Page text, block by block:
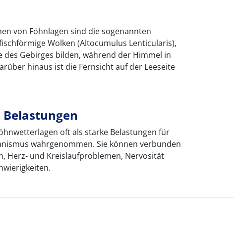
von Föhnlagen sind die sogenannten
Wolken (Altocumulus Lenticularis),
des Gebirges bilden, während der Himmel in
hinaus ist die Fernsicht auf der Leeseite
oft als starke Belastungen für
wahrgenommen. Sie können verbunden
Herz- und Kreislaufproblemen, Nervosität